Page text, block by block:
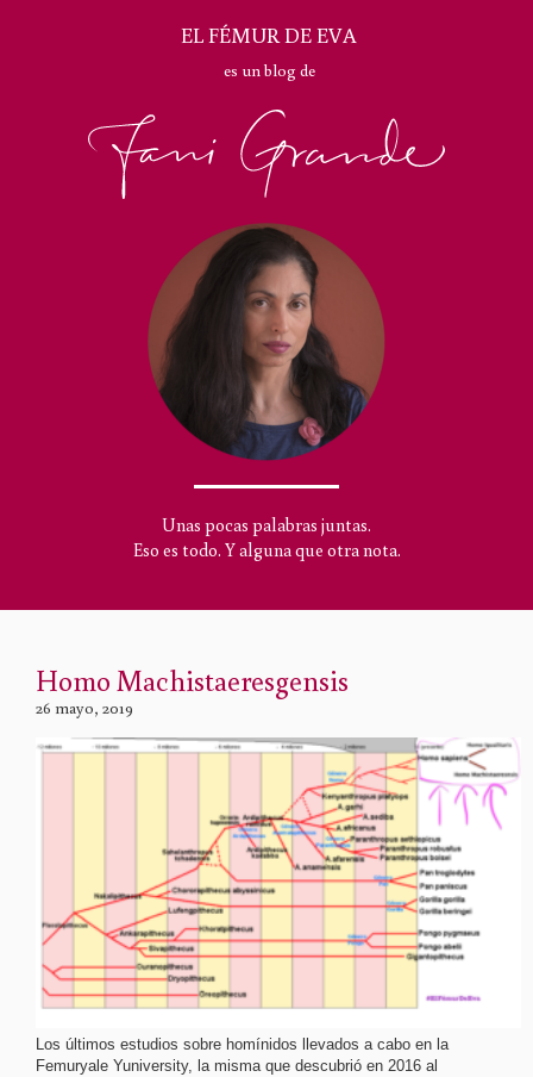
EL FÉMUR DE EVA
es un blog de
Unas pocas palabras juntas.
Eso es todo. Y alguna que otra nota.
Homo Machistaeresgensis
26 mayo, 2019
Los últimos estudios sobre homínidos llevados a cabo en la
Femuryale Yuniversity, la misma que descubrió en 2016 al